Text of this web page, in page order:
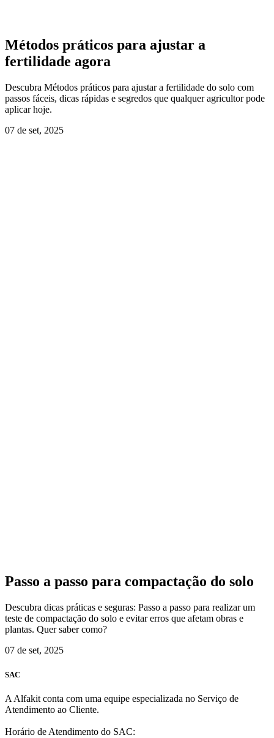
Métodos práticos para ajustar a
fertilidade agora
Descubra Métodos práticos para ajustar a fertilidade do solo com
passos fáceis, dicas rápidas e segredos que qualquer agricultor pode
aplicar hoje.
07 de set, 2025
Passo a passo para compactação do solo
Descubra dicas práticas e seguras: Passo a passo para realizar um
teste de compactação do solo e evitar erros que afetam obras e
plantas. Quer saber como?
07 de set, 2025
SAC
A Alfakit conta com uma equipe especializada no Serviço de
Atendimento ao Cliente.
Horário de Atendimento do SAC: